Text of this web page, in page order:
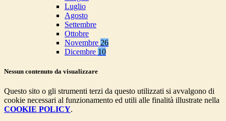
Luglio
Agosto
Settembre
Ottobre
Novembre 26
Dicembre 10
Nessun contenuto da visualizzare
Questo sito o gli strumenti terzi da questo utilizzati si avvalgono di
cookie necessari al funzionamento ed utili alle finalità illustrate nella
COOKIE POLICY.